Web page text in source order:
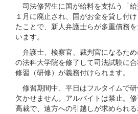
司法修習生に国が給料を支払う「
１月に廃止され、国がお金を貸し付
たことで、新人弁護士らが多重債務
います。
弁護士、検察官、裁判官になるた
の法科大学院を修了して司法試験に
修習（研修）が義務付けられます。
修習期間中、平日はフルタイムで
欠かせません。アルバイトは禁止。
高裁で、遠方への引越しが求められる